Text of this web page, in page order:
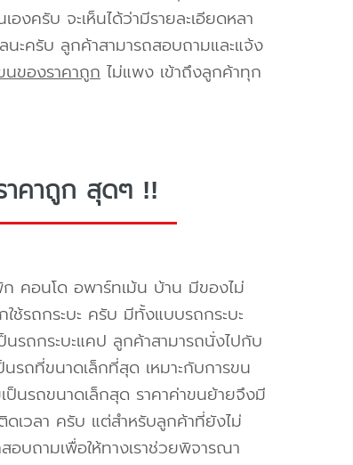
งครับ จะเห็นได้ว่ามีรายละเอียดหลา
ะครับ ลูกค้าสามารถสอบถามและแจ้ง
นของราคาถูกไม่แพง เข้าถึงลูกค้าทุก
าคาถูก สุดๆ !!
คอนโด อพาร์ทเม้น บ้าน มีของไม่
ใช้รถกระบะ ครับ มีทั้งแบบรถกระบะ
รถกระบะแคป ลูกค้าสามารถนั่งไปกับ
รถที่ขนาดเล็กที่สุด เหมาะกับการขน
นรถขนาดเล็กสุด ราคาค่าขนย้ายจึงมี
เวลา ครับ แต่สำหรับลูกค้าที่ยังไม่
บถามเพื่อให้ทางเราช่วยพิจารณา